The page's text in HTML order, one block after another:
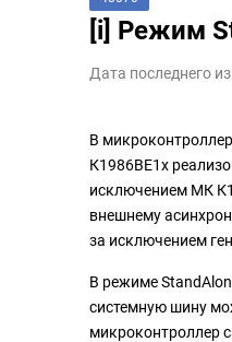
[i] Режим
Дата последнего
В
К1986ВЕ1x
исключением МК
внешнему
за исключением
В режиме
системную шину
микроконтроллер